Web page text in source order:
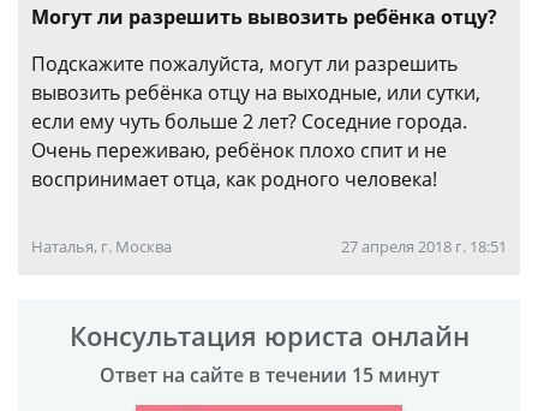
Могут ли разрешить вывозить ребёнка отцу?
Подскажите пожалуйста, могут ли разрешить
вывозить ребёнка отцу на выходные, или сутки,
если ему чуть больше 2 лет? Соседние города.
Очень переживаю, ребёнок плохо спит и не
воспринимает отца, как родного человека!
Наталья, г. Москва 27 апреля 2018 г. 18:51
Консультация юриста онлайн
Ответ на сайте в течении 15 минут